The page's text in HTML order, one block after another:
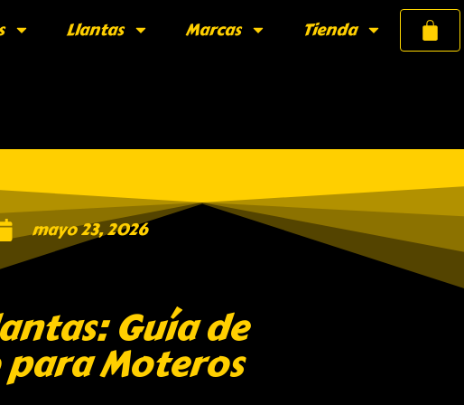
Llantas Marcas Tienda
mayo 23, 2026
Guía de
Moteros